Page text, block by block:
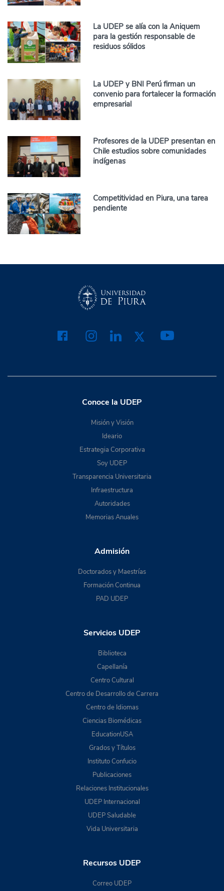
La UDEP se alía con la Aniquem
para la gestión responsable de
residuos sólidos
La UDEP y BNI Perú firman un
convenio para fortalecer la formación
empresarial
Profesores de la UDEP presentan en
Chile estudios sobre comunidades
indígenas
Competitividad en Piura, una tarea
pendiente
Conoce la UDEP
Misión y Visión
Ideario
Estrategia Corporativa
Soy UDEP
Transparencia Universitaria
Infraestructura
Autoridades
Memorias Anuales
Admisión
Doctorados y Maestrías
Formación Continua
PAD UDEP
Servicios UDEP
Biblioteca
Capellanía
Centro Cultural
Centro de Desarrollo de Carrera
Centro de Idiomas
Ciencias Biomédicas
EducationUSA
Grados y Títulos
Instituto Confucio
Publicaciones
Relaciones Institucionales
UDEP Internacional
UDEP Saludable
Vida Universitaria
Recursos UDEP
Correo UDEP